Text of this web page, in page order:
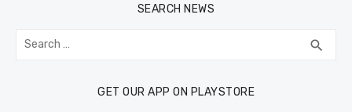
SEARCH NEWS
Search
for: search
GET OUR APP ON PLAYSTORE